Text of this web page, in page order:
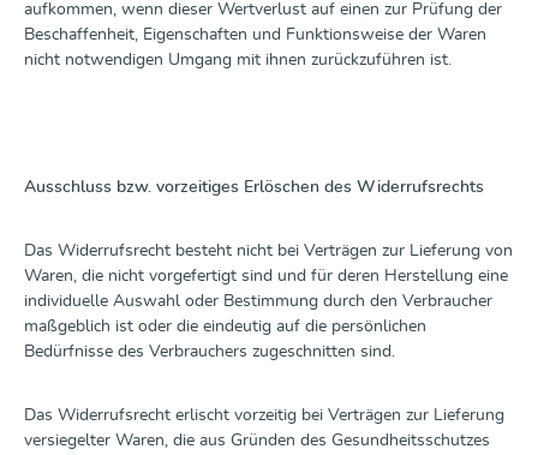
aufkommen, wenn dieser Wertverlust auf einen zur Prüfung der
Beschaffenheit, Eigenschaften und Funktionsweise der Waren
nicht notwendigen Umgang mit ihnen zurückzuführen ist.
Ausschluss bzw. vorzeitiges Erlöschen des Widerrufsrechts
Das Widerrufsrecht besteht nicht bei Verträgen zur Lieferung von
Waren, die nicht vorgefertigt sind und für deren Herstellung eine
individuelle Auswahl oder Bestimmung durch den Verbraucher
maßgeblich ist oder die eindeutig auf die persönlichen
Bedürfnisse des Verbrauchers zugeschnitten sind.
Das Widerrufsrecht erlischt vorzeitig bei Verträgen zur Lieferung
versiegelter Waren, die aus Gründen des Gesundheitsschutzes